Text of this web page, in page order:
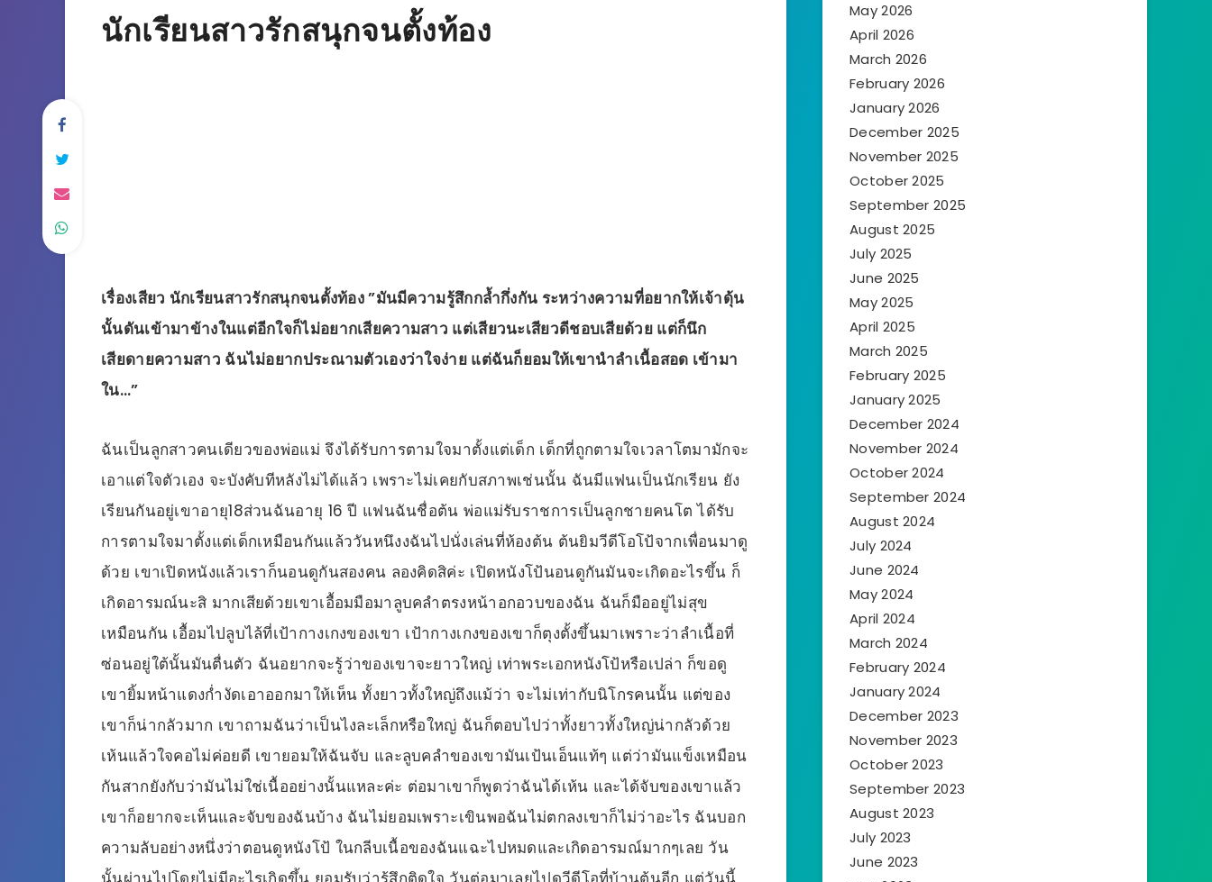
นักเรียนสาวรักสนุกจนตั้งท้อง
เรื่องเสียว นักเรียนสาวรักสนุกจนตั้งท้อง ”มันมีความรู้สึกกล้ำกึ่งกัน ระหว่างความที่อยากให้เจ้าดุ้น
นั้นดันเข้ามาข้างในแต่อีกใจก็ไม่อยากเสียความสาว แต่เสียวนะเสียวดีชอบเสียด้วย แต่ก็นึก
เสียดายความสาว ฉันไม่อยากประณามตัวเองว่าใจง่าย แต่ฉันก็ยอมให้เขานำลำเนื้อสอด เข้ามา
ใน…”
ฉันเป็นลูกสาวคนเดียวของพ่อแม่ จึงได้รับการตามใจมาตั้งแต่เด็ก เด็กที่ถูกตามใจเวลาโตมามักจะ
เอาแต่ใจตัวเอง จะบังคับทีหลังไม่ได้แล้ว เพราะไม่เคยกับสภาพเช่นนั้น ฉันมีแฟนเป็นนักเรียน ยัง
เรียนกันอยู่เขาอายุ18ส่วนฉันอายุ 16 ปี แฟนฉันชื่อต้น พ่อแม่รับราชการเป็นลูกชายคนโต ได้รับ
การตามใจมาตั้งแต่เด็กเหมือนกันแล้ววันหนึงงฉันไปนั่งเล่นที่ห้องต้น ต้นยิมวีดีโอโป้จากเพื่อนมาดู
ด้วย เขาเปิดหนังแล้วเราก็นอนดูกันสองคน ลองคิดสิค่ะ เปิดหนังโป้นอนดูกันมันจะเกิดอะไรขึ้น ก็
เกิดอารมณ์นะสิ มากเสียด้วยเขาเอื้อมมือมาลูบคลำตรงหน้าอกอวบของฉัน ฉันก็มืออยู่ไม่สุข
เหมือนกัน เอื้อมไปลูบไล้ที่เป้ากางเกงของเขา เป้ากางเกงของเขาก็ตุงตั้งขึ้นมาเพราะว่าลำเนื้อที่
ซ่อนอยู่ใต้นั้นมันตื่นตัว ฉันอยากจะรู้ว่าของเขาจะยาวใหญ่ เท่าพระเอกหนังโป้หรือเปล่า ก็ขอดู
เขายิ้มหน้าแดงก่ำงัดเอาออกมาให้เห็น ทั้งยาวทั้งใหญ่ถึงแม้ว่า จะไม่เท่ากับนิโกรคนนั้น แต่ของ
เขาก็น่ากลัวมาก เขาถามฉันว่าเป็นไงละเล็กหรือใหญ่ ฉันก็ตอบไปว่าทั้งยาวทั้งใหญ่น่ากลัวด้วย
เห้นแล้วใจคอไม่ค่อยดี เขายอมให้ฉันจับ และลูบคลำของเขามันเป้นเอ็นแท้ๆ แต่ว่ามันแข็งเหมือน
กันสากยังกับว่ามันไม่ใช่เนื้ออย่างนั้นแหละค่ะ ต่อมาเขาก็พูดว่าฉันได้เห้น และได้จับของเขาแล้ว
เขาก็อยากจะเห็นและจับของฉันบ้าง ฉันไม่ยอมเพราะเขินพอฉันไม่ตกลงเขาก็ไม่ว่าอะไร ฉันบอก
ความลับอย่างหนึ่งว่าตอนดูหนังโป้ ในกลีบเนื้อของฉันแฉะไปหมดและเกิดอารมณ์มากๆเลย วัน
May 2026
April 2026
March 2026
February 2026
January 2026
December 2025
November 2025
October 2025
September 2025
August 2025
July 2025
June 2025
May 2025
April 2025
March 2025
February 2025
January 2025
December 2024
November 2024
October 2024
September 2024
August 2024
July 2024
June 2024
May 2024
April 2024
March 2024
February 2024
January 2024
December 2023
November 2023
October 2023
September 2023
August 2023
July 2023
June 2023